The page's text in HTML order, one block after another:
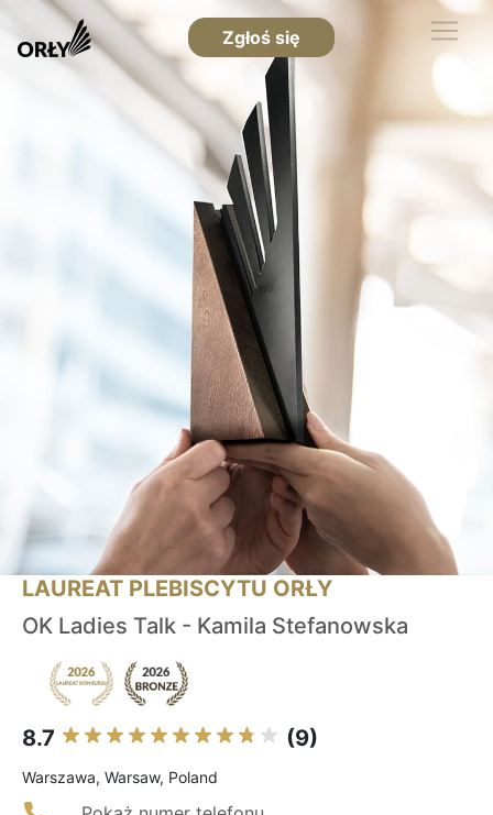
Zgłoś się
LAUREAT PLEBISCYTU ORŁY
OK Ladies Talk - Kamila Stefanowska
8.7 (9)
Warszawa, Warsaw, Poland